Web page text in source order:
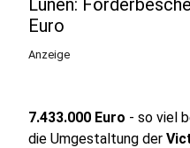
Lünen:
Euro
Anzeige
7.433.000 Euro - so viel
die Umgestaltung der